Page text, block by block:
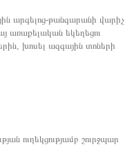
արգելոց-թանգարանի վարիչ
առաքելական եկեղեցու
խոսել ազգային տոների
ուղեկցությամբ շուրջպար